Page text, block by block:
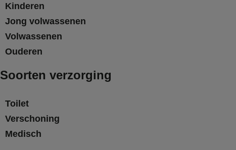
Kinderen
Jong volwassenen
Volwassenen
Ouderen
Soorten verzorging
Toilet
Verschoning
Medisch